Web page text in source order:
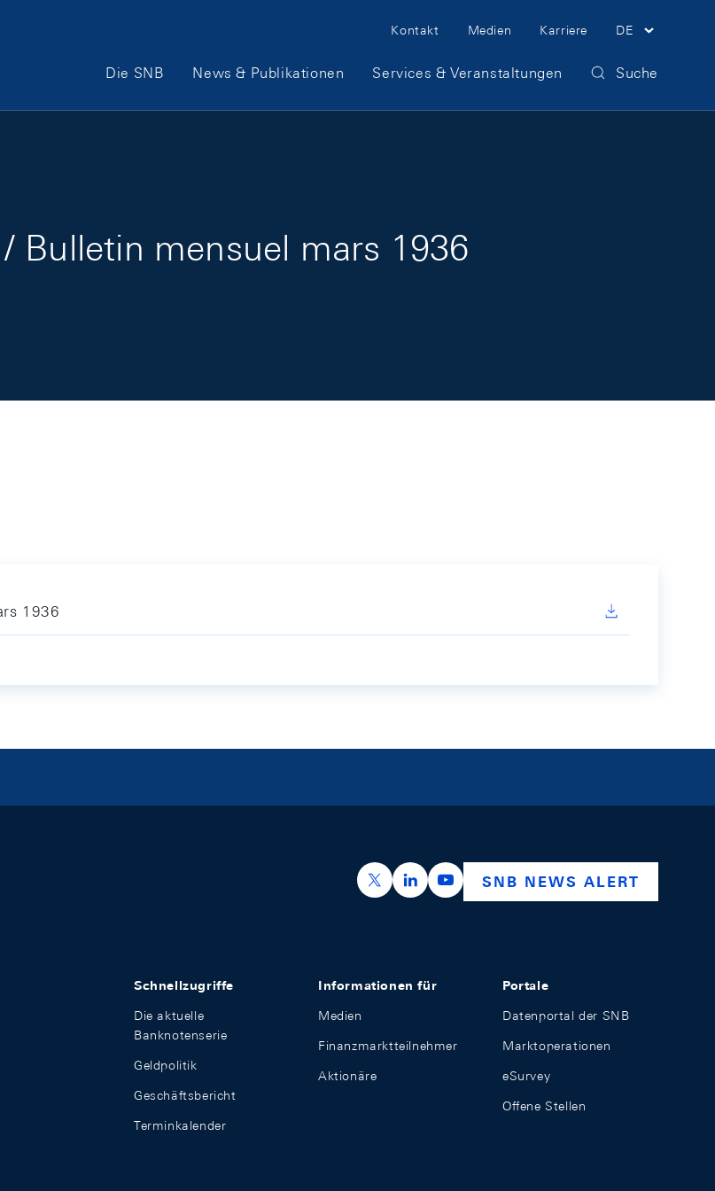
Meta Navigation
Kontakt Medien Karriere DE
Hauptnavigation
Die SNB News & Publikationen Services & Veranstaltungen Suche
Bulletin mensuel mars 1936
1936
https://x.com/snb_bns
https://ch.linkedin.com/company/swiss-
https://www.youtube.com/
SNB NEWS ALERT
Schnellzugriffe
Die aktuelle
Banknotenserie
Geldpolitik
Geschäftsbericht
Terminkalender
Informationen für
Medien
Finanzmarktteilnehmer
Aktionäre
Portale
Datenportal der SNB
Marktoperationen
eSurvey
Offene Stellen